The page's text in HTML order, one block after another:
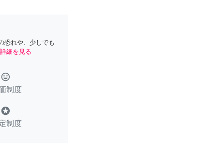
恐れや、少しでも
詳細を見る
tag_faces
制度
stars
制度